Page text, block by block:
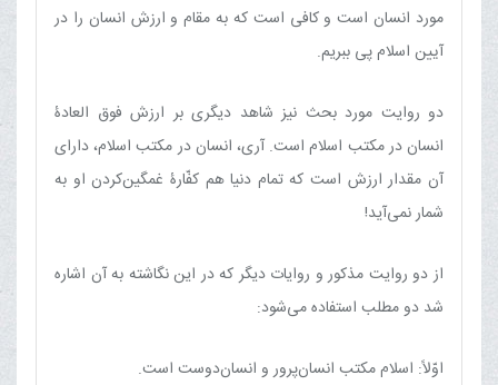
مورد انسان است و كافی است كه به مقام و ارزش انسان را در
آیین اسلام پی ببریم.
دو روایت مورد بحث نیز شاهد دیگری بر ارزش فوق العادۀ
انسان در مكتب اسلام است. آری، انسان در مكتب اسلام، دارای
آن مقدار ارزش است كه تمام دنیا هم كفّارۀ غمگین‌كردن او به
شمار نمی‌آید!
از دو روایت مذكور و روایات دیگر که در این نگاشته به آن اشاره
شد دو مطلب استفاده می‌شود:
اوّلاً: اسلام مكتب انسان‌پرور و انسان‌دوست است.